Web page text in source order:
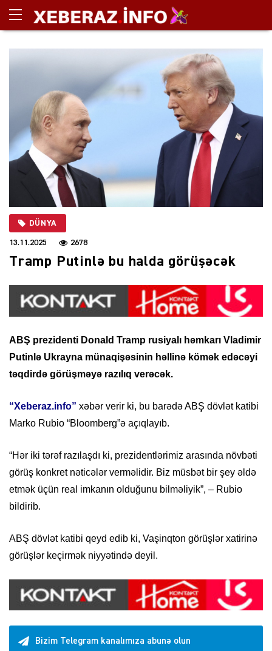
DÜNYA
13.11.2025 2678
Tramp Putinlə bu halda görüşəcək
ABŞ prezidenti Donald Tramp rusiyalı həmkarı Vladimir
Putinlə Ukrayna münaqişəsinin həllinə kömək edəcəyi
təqdirdə görüşməyə razılıq verəcək.
“Xeberaz.info” xəbər verir ki, bu barədə ABŞ dövlət katibi
Marko Rubio “Bloomberg”ə açıqlayıb.
“Hər iki tərəf razılaşdı ki, prezidentlərimiz arasında növbəti
görüş konkret nəticələr verməlidir. Biz müsbət bir şey əldə
etmək üçün real imkanın olduğunu bilməliyik”, – Rubio
bildirib.
ABŞ dövlət katibi qeyd edib ki, Vaşinqton görüşlər xatirinə
görüşlər keçirmək niyyətində deyil.
Bizim Telegram kanalımıza abunə olun